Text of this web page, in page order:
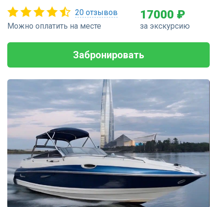
20 отзывов
Можно оплатить на месте
17000 ₽
за экскурсию
Забронировать